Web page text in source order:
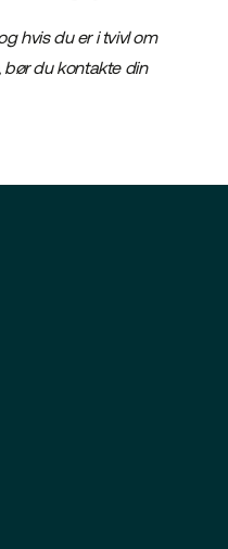
hvis du er i tvivl om
du kontakte din